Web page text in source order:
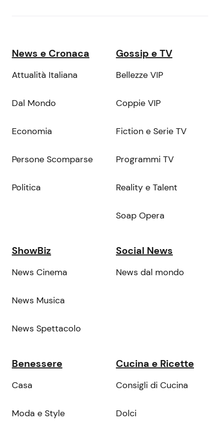
News e Cronaca
Attualità Italiana
Dal Mondo
Economia
Persone Scomparse
Politica
Gossip e TV
Bellezze VIP
Coppie VIP
Fiction e Serie TV
Programmi TV
Reality e Talent
Soap Opera
ShowBiz
News Cinema
News Musica
News Spettacolo
Social News
News dal mondo
Benessere
Casa
Moda e Style
Cucina e Ricette
Consigli di Cucina
Dolci